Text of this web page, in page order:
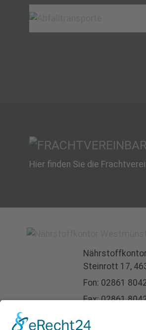
Hier finden Sie die
Steinrott 17,
Fon: 02861
Fax: 02861